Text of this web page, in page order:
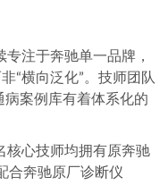
专注于奔驰单一品牌，
“横向泛化”。技师团队
案例库有着体系化的
核心技师均拥有原奔驰
合奔驰原厂诊断仪